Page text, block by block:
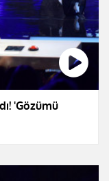
'Gözümü